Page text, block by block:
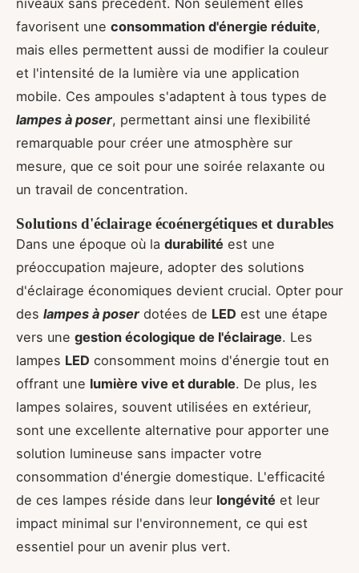
favorisent une consommation d'énergie réduite,
mais elles permettent aussi de modifier la couleur
et l'intensité de la lumière via une application
mobile. Ces ampoules s'adaptent à tous types de
lampes à poser, permettant ainsi une flexibilité
remarquable pour créer une atmosphère sur
mesure, que ce soit pour une soirée relaxante ou
un travail de concentration.
Solutions d'éclairage écoénergétiques et durables
Dans une époque où la durabilité est une
préoccupation majeure, adopter des solutions
d'éclairage économiques devient crucial. Opter pour
des lampes à poser dotées de LED est une étape
vers une gestion écologique de l'éclairage. Les
lampes LED consomment moins d'énergie tout en
offrant une lumière vive et durable. De plus, les
lampes solaires, souvent utilisées en extérieur,
sont une excellente alternative pour apporter une
solution lumineuse sans impacter votre
consommation d'énergie domestique. L'efficacité
de ces lampes réside dans leur longévité et leur
impact minimal sur l'environnement, ce qui est
essentiel pour un avenir plus vert.